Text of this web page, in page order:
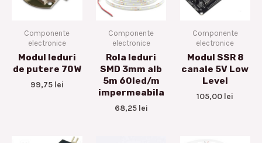
Componente
electronice
Modul leduri
de putere 70W
99,75 lei
Componente
electronice
Rola leduri
SMD 3mm alb
5m 60led/m
impermeabila
68,25 lei
Componente
electronice
Modul SSR 8
canale 5V Low
Level
105,00 lei